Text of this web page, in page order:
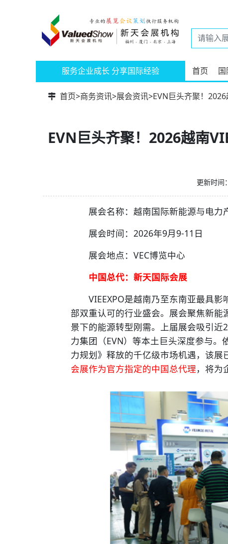
服务企业成长 分享国际经验 首页
首页>商务资讯>展会资讯>EVN巨头齐聚！
EVN巨头齐聚！2026越南
更新时间
展会名称：越南国际新能源与电力
展会时间：2026年9月9-11日
展会地点：VEC博览中心
中国总代：新天国际会展
VIEEXPO是越南乃至东南亚最具影
部双重认可的行业盛会。展会聚焦新能
景下的能源转型刚需。上届展会吸引
力集团（EVN）等本土巨头深度参与
力规划》释放的千亿级市场机遇，该展
会展作为官方指定的中国总代理，将为